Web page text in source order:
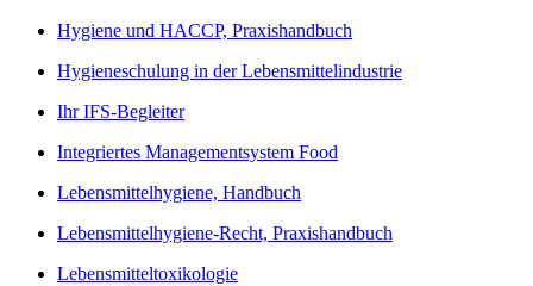
Hygiene und HACCP, Praxishandbuch
Hygieneschulung in der Lebensmittelindustrie
Ihr IFS-Begleiter
Integriertes Managementsystem Food
Lebensmittelhygiene, Handbuch
Lebensmittelhygiene-Recht, Praxishandbuch
Lebensmitteltoxikologie